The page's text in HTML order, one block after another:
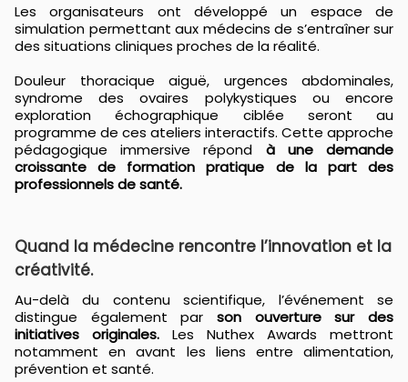
Les organisateurs ont développé un espace de
simulation permettant aux médecins de s’entraîner sur
des situations cliniques proches de la réalité.
Douleur thoracique aiguë, urgences abdominales,
syndrome des ovaires polykystiques ou encore
exploration échographique ciblée seront au
programme de ces ateliers interactifs. Cette approche
pédagogique immersive répond à une demande
croissante de formation pratique de la part des
professionnels de santé.
Quand la médecine rencontre l’innovation et la
créativité.
Au-delà du contenu scientifique, l’événement se
distingue également par son ouverture sur des
initiatives originales. Les Nuthex Awards mettront
notamment en avant les liens entre alimentation,
prévention et santé.